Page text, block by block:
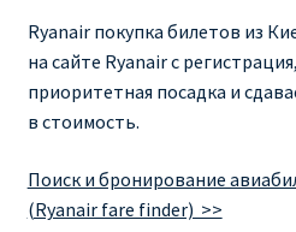
Акции RYANAIR из Вильнюса
Акции RYANAIR из Каунаса
Барселона
Ryanair покупка билетов из
на сайте Ryanair с
приоритетная посадка и
в стоимость.
Поиск и бронирование
(Ryanair fare finder) >>